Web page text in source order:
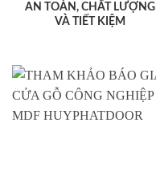
AN TOÀN, CHẤT LƯỢNG
VÀ TIẾT KIỆM